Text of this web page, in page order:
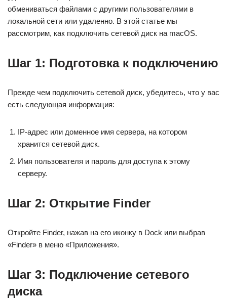
обмениваться файлами с другими пользователями в
локальной сети или удаленно. В этой статье мы
рассмотрим, как подключить сетевой диск на macOS.
Шаг 1: Подготовка к подключению
Прежде чем подключить сетевой диск, убедитесь, что у вас
есть следующая информация:
IP-адрес или доменное имя сервера, на котором
хранится сетевой диск.
Имя пользователя и пароль для доступа к этому
серверу.
Шаг 2: Открытие Finder
Откройте Finder, нажав на его иконку в Dock или выбрав
«Finder» в меню «Приложения».
Шаг 3: Подключение сетевого
диска